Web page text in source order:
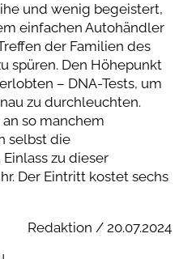
und wenig begeistert,
einfachen Autohändler
der Familien des
spüren. Den Höhepunkt
– DNA-Tests, um
zu durchleuchten.
so manchem
selbst die
zu dieser
Der Eintritt kostet sechs
Redaktion / 20.07.2024